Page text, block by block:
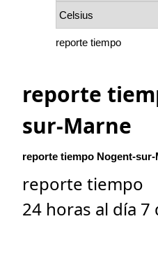
reporte tiempo
reporte
sur-Marne
reporte tiempo Nogent-sur-
reporte tiempo
24 horas al día 7